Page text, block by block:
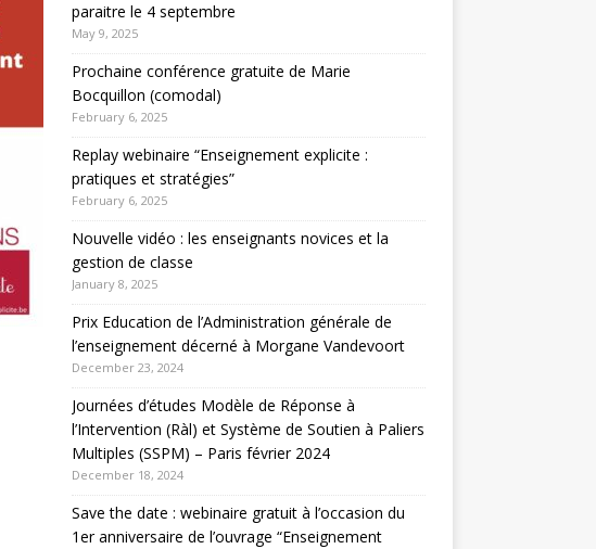
paraitre le 4 septembre
May 9, 2025
Prochaine conférence gratuite de Marie
Bocquillon (comodal)
February 6, 2025
Replay webinaire “Enseignement explicite :
pratiques et stratégies”
February 6, 2025
Nouvelle vidéo : les enseignants novices et la
gestion de classe
January 8, 2025
Prix Education de l’Administration générale de
l’enseignement décerné à Morgane Vandevoort
December 23, 2024
Journées d’études Modèle de Réponse à
l’Intervention (Ràl) et Système de Soutien à Paliers
Multiples (SSPM) – Paris février 2024
December 18, 2024
Save the date : webinaire gratuit à l’occasion du
1er anniversaire de l’ouvrage “Enseignement